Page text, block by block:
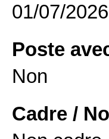
01/07/2026
Poste
Non
Cadre /